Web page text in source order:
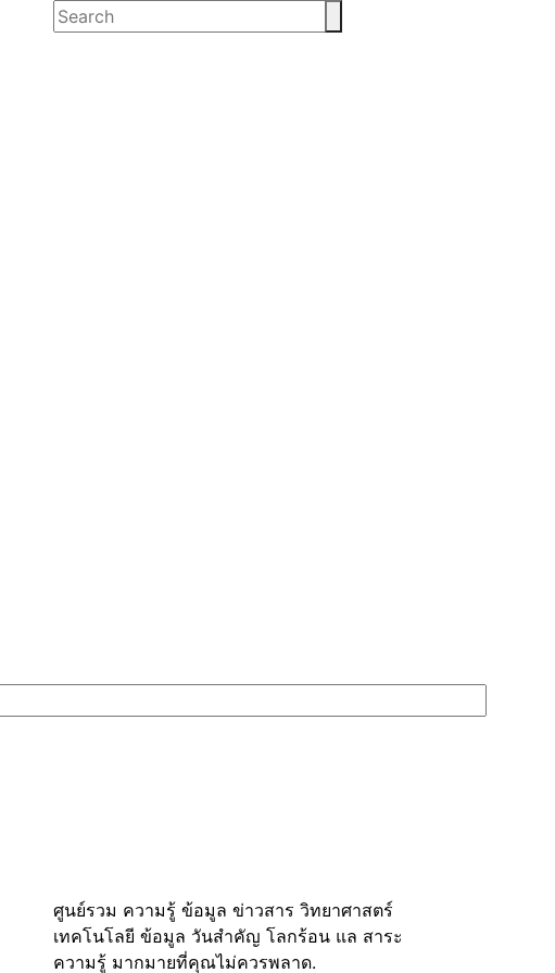
ศูนย์รวม ความรู้ ข้อมูล ข่าวสาร วิทยาศาสตร์
เทคโนโลยี ข้อมูล วันสำคัญ โลกร้อน แล สาระ
ความรู้ มากมายที่คุณไม่ควรพลาด.